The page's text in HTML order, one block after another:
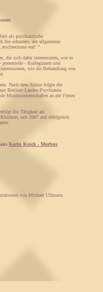
als psychiatrische
frei erfunden; der allgemeine
real‘.”
die sich dafür interessieren, wie es
potentielle - Kolleginnen und
wie die Behandlung von
Nach dem Abitur folgte die
Berliner Landes-Psychiatrie.
Musikwissenschaften an der Freien
die Tätigkeit als
Kliniken, seit 2007 mit erfolgreich
Karin Knick - Morbus
von Michael Ullmann